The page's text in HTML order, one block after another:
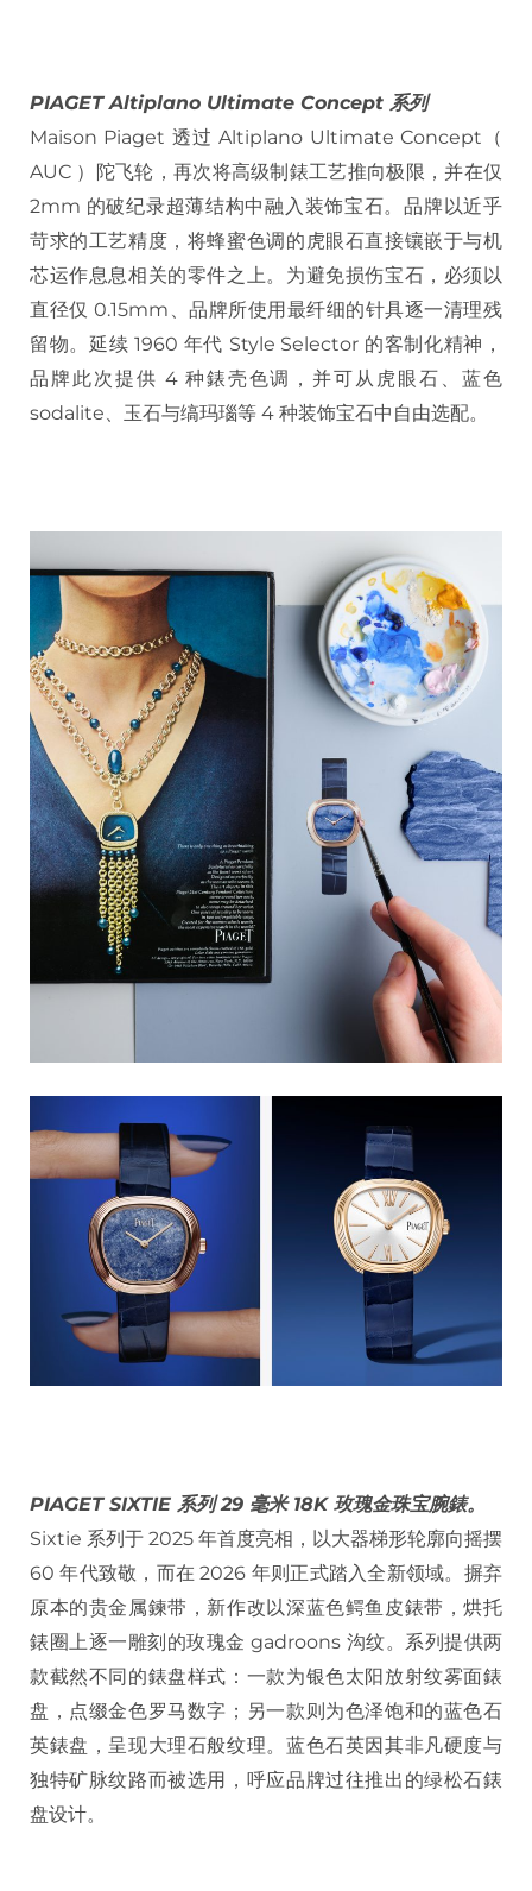
PIAGET Altiplano Ultimate Concept 系列
Maison Piaget 透过 Altiplano Ultimate Concept（
AUC ）陀飞轮，再次将高级制錶工艺推向极限，并在仅
2mm 的破纪录超薄结构中融入装饰宝石。品牌以近乎
苛求的工艺精度，将蜂蜜色调的虎眼石直接镶嵌于与机
芯运作息息相关的零件之上。为避免损伤宝石，必须以
直径仅 0.15mm、品牌所使用最纤细的针具逐一清理残
留物。延续 1960 年代 Style Selector 的客制化精神，
品牌此次提供 4 种錶壳色调，并可从虎眼石、蓝色
sodalite、玉石与缟玛瑙等 4 种装饰宝石中自由选配。
PIAGET SIXTIE 系列 29 毫米 18K 玫瑰金珠宝腕錶。
Sixtie 系列于 2025 年首度亮相，以大器梯形轮廓向摇摆
60 年代致敬，而在 2026 年则正式踏入全新领域。摒弃
原本的贵金属鍊带，新作改以深蓝色鳄鱼皮錶带，烘托
錶圈上逐一雕刻的玫瑰金 gadroons 沟纹。系列提供两
款截然不同的錶盘样式：一款为银色太阳放射纹雾面錶
盘，点缀金色罗马数字；另一款则为色泽饱和的蓝色石
英錶盘，呈现大理石般纹理。蓝色石英因其非凡硬度与
独特矿脉纹路而被选用，呼应品牌过往推出的绿松石錶
盘设计。